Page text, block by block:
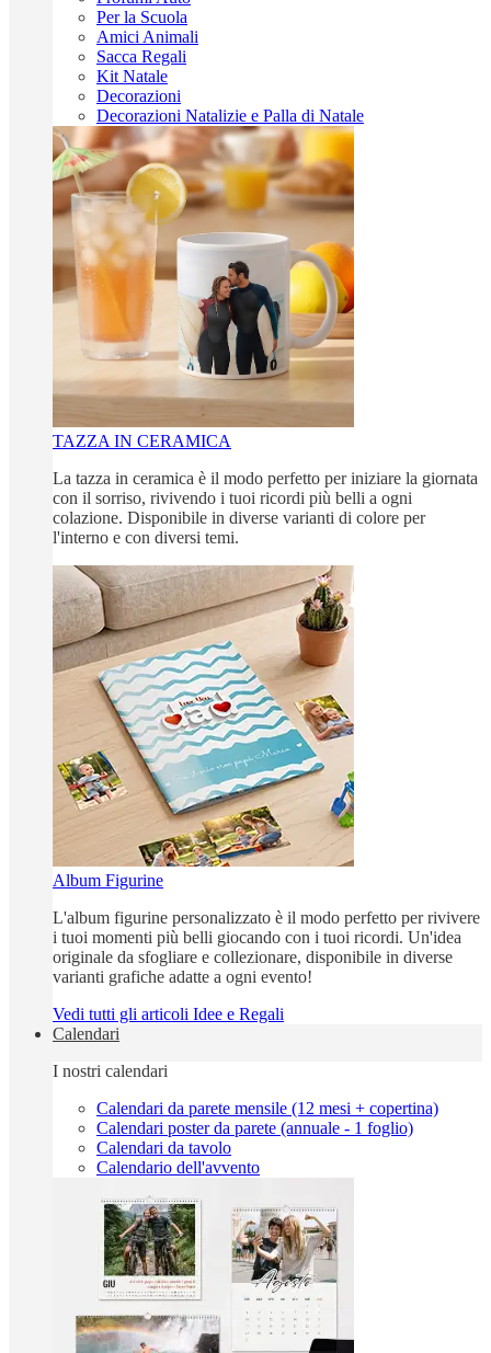
Per la Scuola
Amici Animali
Sacca Regali
Kit Natale
Decorazioni
Decorazioni Natalizie e Palla di Natale
TAZZA IN CERAMICA
La tazza in ceramica è il modo perfetto per iniziare la giornata
con il sorriso, rivivendo i tuoi ricordi più belli a ogni
colazione. Disponibile in diverse varianti di colore per
l'interno e con diversi temi.
Album Figurine
L'album figurine personalizzato è il modo perfetto per rivivere
i tuoi momenti più belli giocando con i tuoi ricordi. Un'idea
originale da sfogliare e collezionare, disponibile in diverse
varianti grafiche adatte a ogni evento!
Vedi tutti gli articoli Idee e Regali
Calendari
I nostri calendari
Calendari da parete mensile (12 mesi + copertina)
Calendari poster da parete (annuale - 1 foglio)
Calendari da tavolo
Calendario dell'avvento